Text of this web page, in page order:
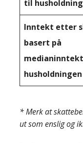
til
Inntekt etter
basert på
husholdningen
* Merk at
ut som enslig og